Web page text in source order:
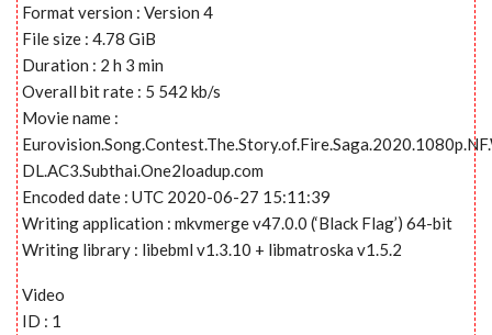
Format version : Version 4
File size : 4.78 GiB
Duration : 2 h 3 min
Overall bit rate : 5 542 kb/s
Movie name :
DL.AC3.Subthai.One2loadup.com
Encoded date : UTC 2020-06-27 15:11:39
Writing application : mkvmerge v47.0.0 (‘Black Flag’) 64-bit
Writing library : libebml v1.3.10 + libmatroska v1.5.2
Video
ID : 1